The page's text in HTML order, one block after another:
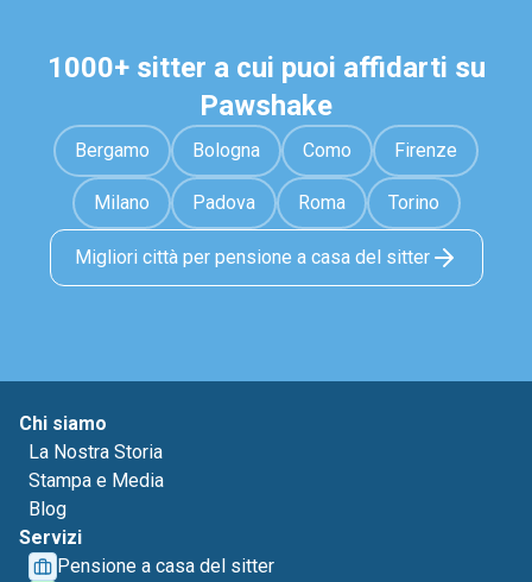
1000+ sitter a cui puoi affidarti su
Pawshake
Bergamo Bologna Como Firenze
Milano Padova Roma Torino
Migliori città per pensione a casa del sitter
Chi siamo
La Nostra Storia
Stampa e Media
Blog
Servizi
Pensione a casa del sitter